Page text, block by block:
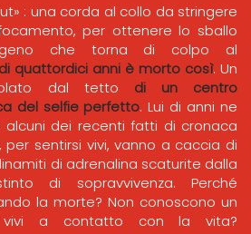
: una corda al collo da stringere
per ottenere lo sballo
che torna di colpo al
quattordici anni è morto così. Un
dal tetto di un centro
del selfie perfetto. Lui di anni ne
alcuni dei recenti fatti di cronaca
per sentirsi vivi, vanno a caccia di
di adrenalina scaturite dalla
di sopravvivenza. Perché
la morte? Non conoscono un
a contatto con la vita?